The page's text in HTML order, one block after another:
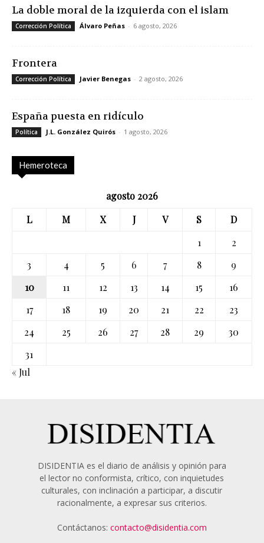
La doble moral de la izquierda con el islam
Corrección Política Álvaro Peñas - 6 agosto, 2026
Frontera
Corrección Política Javier Benegas - 2 agosto, 2026
España puesta en ridículo
Política J.L. González Quirós - 1 agosto, 2026
Hemeroteca
agosto 2026
L
M X J V S
D
1
2
3
4 5 6 7 8
9
10
11 12 13 14 15
16
17
18 19 20 21 22
23
24
25 26 27 28 29
30
31
« Jul
DISIDENTIA es el diario de análisis y opinión para
el lector no conformista, crítico, con inquietudes
culturales, con inclinación a participar, a discutir
racionalmente, a expresar sus criterios.
Contáctanos: contacto@disidentia.com